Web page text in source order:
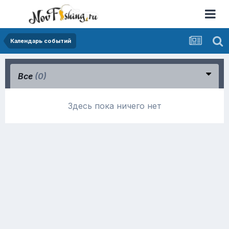
Календарь событий
Все (0)
Здесь пока ничего нет